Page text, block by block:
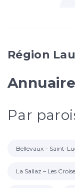
Région
Par
Bellevaux – Saint-
La Sallaz – Les